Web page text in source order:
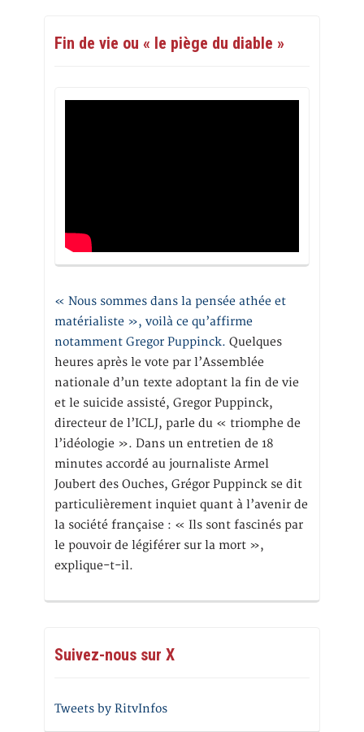
Fin de vie ou « le piège du diable »
« Nous sommes dans la pensée athée et
matérialiste », voilà ce qu’affirme
notamment Gregor Puppinck. Quelques
heures après le vote par l’Assemblée
nationale d’un texte adoptant la fin de vie
et le suicide assisté, Gregor Puppinck,
directeur de l’ICLJ, parle du « triomphe de
l’idéologie ». Dans un entretien de 18
minutes accordé au journaliste Armel
Joubert des Ouches, Grégor Puppinck se dit
particulièrement inquiet quant à l’avenir de
la société française : « Ils sont fascinés par
le pouvoir de légiférer sur la mort »,
explique-t-il.
Suivez-nous sur X
Tweets by RitvInfos